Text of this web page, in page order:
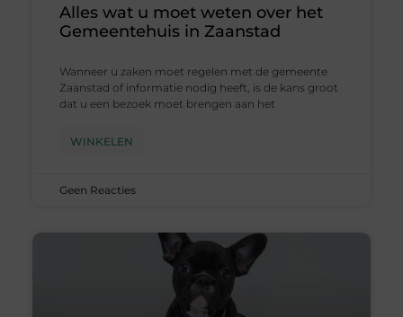
Alles wat u moet weten over het
Gemeentehuis in Zaanstad
Wanneer u zaken moet regelen met de gemeente
Zaanstad of informatie nodig heeft, is de kans groot
dat u een bezoek moet brengen aan het
WINKELEN
Geen Reacties